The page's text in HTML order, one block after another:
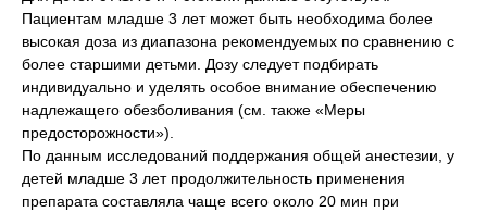
Пациентам младше 3 лет может быть необходима более
высокая доза из диапазона рекомендуемых по сравнению с
более старшими детьми. Дозу следует подбирать
индивидуально и уделять особое внимание обеспечению
надлежащего обезболивания (см. также «Меры
предосторожности»).
По данным исследований поддержания общей анестезии, у
детей младше 3 лет продолжительность применения
препарата составляла чаще всего около 20 мин при